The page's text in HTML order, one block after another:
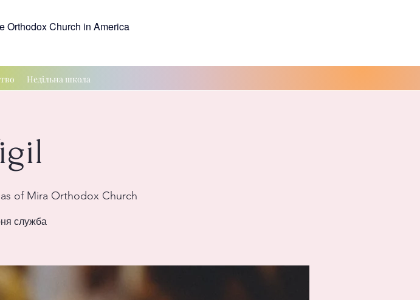
Orthodox Church in America
Недільна школа
of Mira Orthodox Church
служба